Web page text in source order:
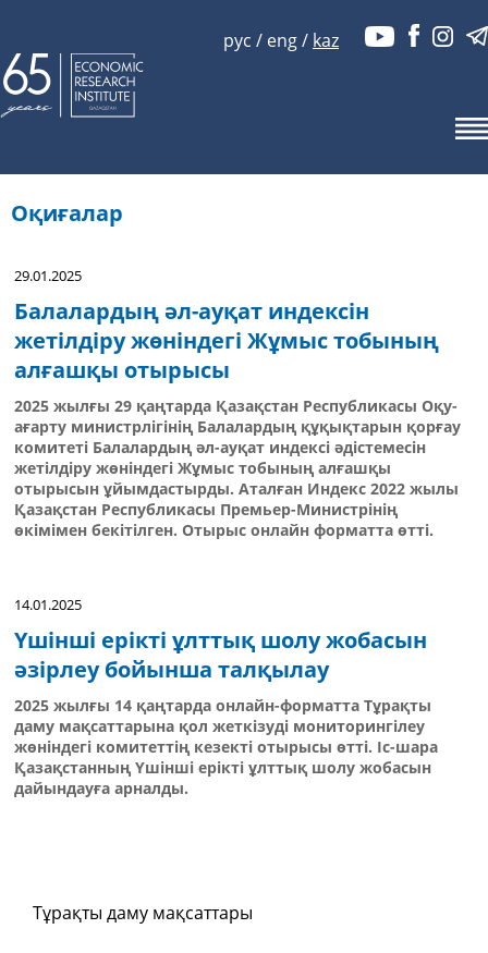
рус / eng/ kaz
Оқиғалар
29.01.2025
Балалардың әл-ауқат индексін
жетілдіру жөніндегі Жұмыс тобының
алғашқы отырысы
2025 жылғы 29 қаңтарда Қазақстан Республикасы Оқу-
ағарту министрлігінің Балалардың құқықтарын қорғау
комитеті Балалардың әл-ауқат индексі әдістемесін
жетілдіру жөніндегі Жұмыс тобының алғашқы
отырысын ұйымдастырды. Аталған Индекс 2022 жылы
Қазақстан Республикасы Премьер-Министрінің
өкімімен бекітілген. Отырыс онлайн форматта өтті.
14.01.2025
Үшінші ерікті ұлттық шолу жобасын
әзірлеу бойынша талқылау
2025 жылғы 14 қаңтарда онлайн-форматта Тұрақты
даму мақсаттарына қол жеткізуді мониторингілеу
жөніндегі комитеттің кезекті отырысы өтті. Іс-шара
Қазақстанның Үшінші ерікті ұлттық шолу жобасын
дайындауға арналды.
Тұрақты даму мақсаттары